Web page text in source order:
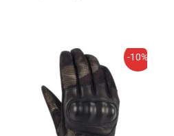
-10%
El
precio
original
era:
54,99€.
precio
actual
es:
49,49€.